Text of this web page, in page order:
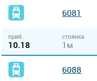
6081
приб.
10.18
стоянка
1м
6088